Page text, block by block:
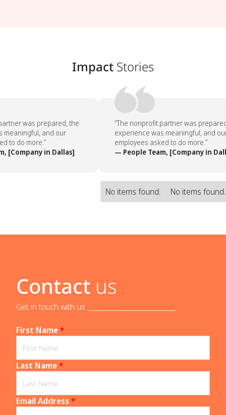
Impact Stories
was prepared, the
and our
to do more.”
[Company in Dallas]
“The nonprofit partner was
experience was meaningful, and our
employees asked to do more.”
— People Team, [Company in
No items found. No items found.
Contact us
Get in touch with us _____________________________
First Name*
Last Name*
Email Address *